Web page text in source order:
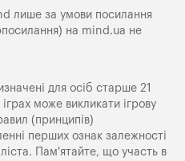
лише за умови посилання
на mind.ua не
для осіб старше 21
може викликати ігрову
(принципів)
перших ознак залежності
Пам'ятайте, що участь в